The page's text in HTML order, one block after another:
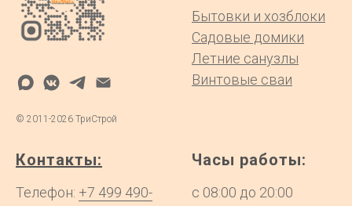
© 2011-2026 ТриСтрой
Бытовки и хозблоки
Садовые домики
Летние санузлы
Винтовые сваи
Контакты:
Телефон: +7 499 490-
Часы работы:
с 08:00 до 20:00